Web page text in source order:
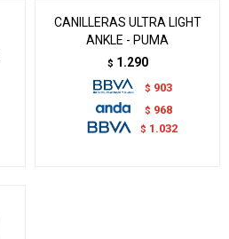
CANILLERAS ULTRA LIGHT
ANKLE - PUMA
$ 1.290
$ 903
$ 968
$ 1.032